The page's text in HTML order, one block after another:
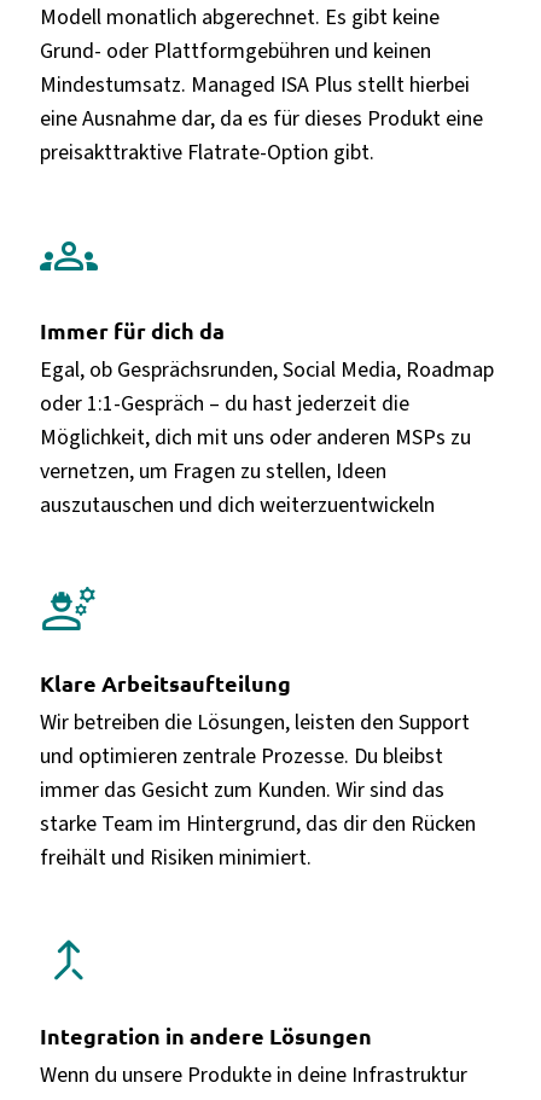
Modell monatlich abgerechnet. Es gibt keine
Grund- oder Plattformgebühren und keinen
Mindestumsatz. Managed ISA Plus stellt hierbei
eine Ausnahme dar, da es für dieses Produkt eine
preisakttraktive Flatrate-Option gibt.
groups
Immer für dich da
Egal, ob Gesprächsrunden, Social Media, Roadmap
oder 1:1-Gespräch – du hast jederzeit die
Möglichkeit, dich mit uns oder anderen MSPs zu
vernetzen, um Fragen zu stellen, Ideen
auszutauschen und dich weiterzuentwickeln
engineering
Klare Arbeitsaufteilung
Wir betreiben die Lösungen, leisten den Support
und optimieren zentrale Prozesse. Du bleibst
immer das Gesicht zum Kunden. Wir sind das
starke Team im Hintergrund, das dir den Rücken
freihält und Risiken minimiert.
call_merge
Integration in andere Lösungen
Wenn du unsere Produkte in deine Infrastruktur